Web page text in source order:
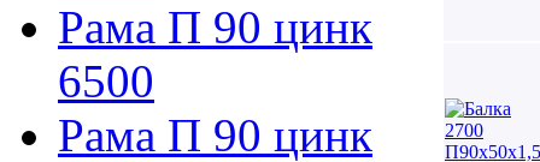
Рама П 90 цинк
6500
Рама П 90 цинк